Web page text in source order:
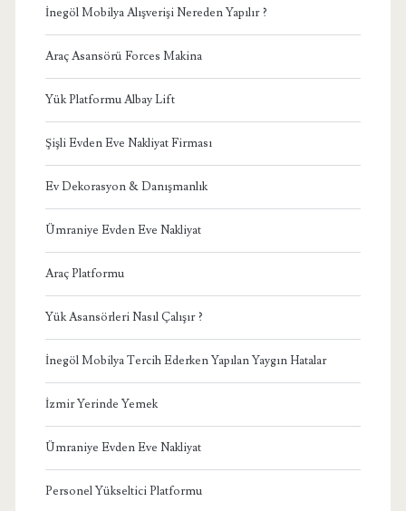
İnegöl Mobilya Alışverişi Nereden Yapılır ?
Araç Asansörü Forces Makina
Yük Platformu Albay Lift
Şişli Evden Eve Nakliyat Firması
Ev Dekorasyon & Danışmanlık
Ümraniye Evden Eve Nakliyat
Araç Platformu
Yük Asansörleri Nasıl Çalışır ?
İnegöl Mobilya Tercih Ederken Yapılan Yaygın Hatalar
İzmir Yerinde Yemek
Ümraniye Evden Eve Nakliyat
Personel Yükseltici Platformu